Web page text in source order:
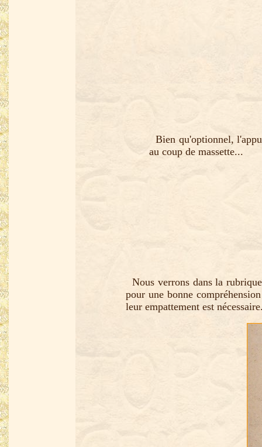
Bien qu'optionnel,
au coup de massette...
Nous verrons dans la
pour une bonne
leur empattement est